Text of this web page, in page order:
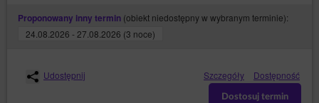
Proponowany inny termin (obiekt niedostępny w wybranym terminie):
24.08.2026 - 27.08.2026 (3 noce)
Udostępnij Szczegóły Dostępność
Dostosuj termin